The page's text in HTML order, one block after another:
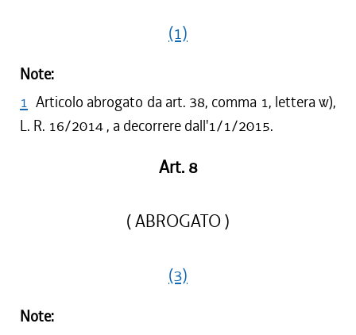
(1)
Note:
1 Articolo abrogato da art. 38, comma 1, lettera w),
L. R. 16/2014 , a decorrere dall'1/1/2015.
Art. 8
( ABROGATO )
(3)
Note: